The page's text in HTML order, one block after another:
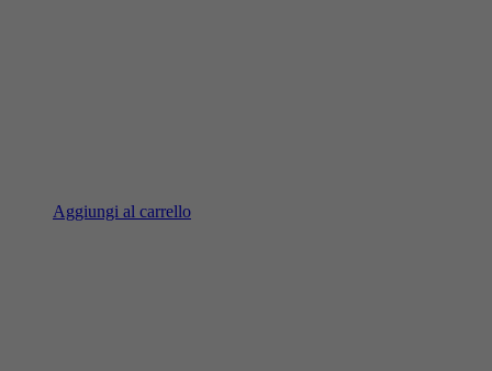
Aggiungi al carrello